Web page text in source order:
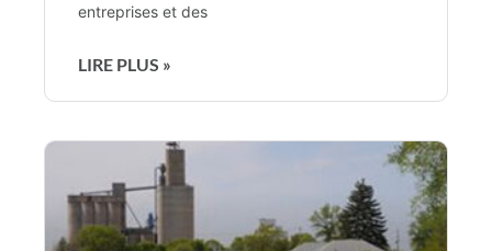
entreprises et des
LIRE PLUS »